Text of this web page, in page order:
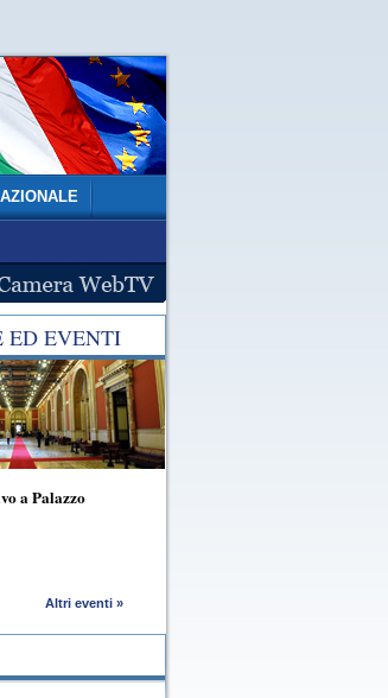
EVENTI
a Palazzo
Altri eventi »